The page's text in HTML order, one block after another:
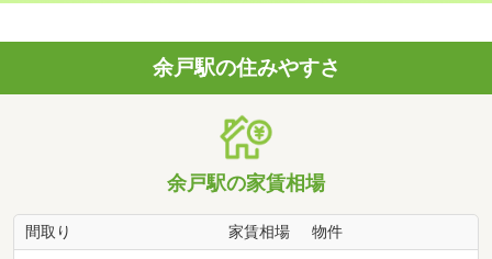
余戸駅の住みやすさ
余戸駅の家賃相場
間取り 家賃相場 物件